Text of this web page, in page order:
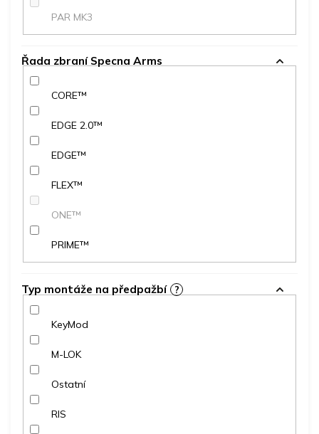
PAR MK3
Řada zbraní Specna Arms
CORE™
EDGE 2.0™
EDGE™
FLEX™
ONE™
PRIME™
Typ montáže na předpažbí ?
KeyMod
M-LOK
Ostatní
RIS